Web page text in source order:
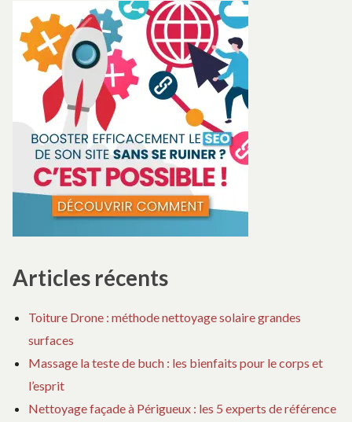
Articles récents
Toiture Drone : méthode nettoyage solaire grandes
surfaces
Massage la teste de buch : les bienfaits pour le corps et
l’esprit
Nettoyage façade à Périgueux : les 5 experts de référence